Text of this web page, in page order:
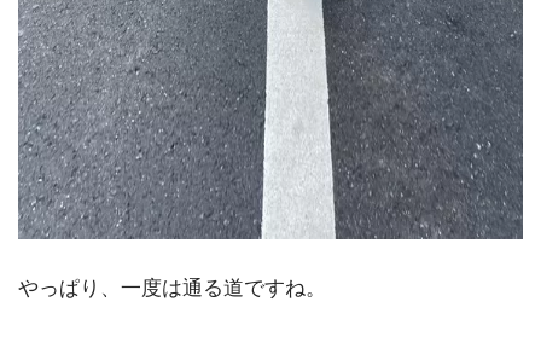
やっぱり、一度は通る道ですね。